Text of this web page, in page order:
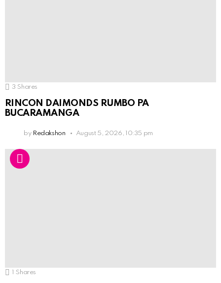
3 Shares
RINCON DAIMONDS RUMBO PA
BUCARAMANGA
by Redakshon August 5, 2026, 10:35 pm
Shares